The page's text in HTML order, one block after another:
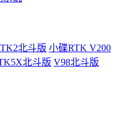
北斗版 小碟RTK V200
北斗版 V98北斗版